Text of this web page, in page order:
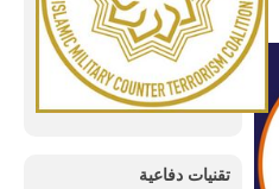
تقنيات دفاعية